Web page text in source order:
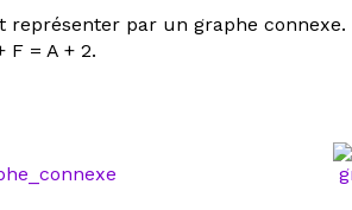
représenter par un graphe
F = A + 2.